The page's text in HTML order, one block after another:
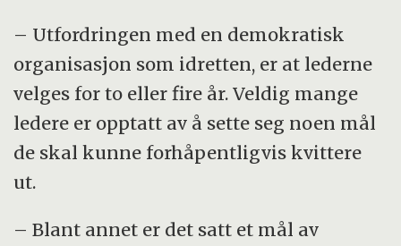
– Utfordringen med en demokratisk
organisasjon som idretten, er at lederne
velges for to eller fire år. Veldig mange
ledere er opptatt av å sette seg noen mål
de skal kunne forhåpentligvis kvittere
ut.
– Blant annet er det satt et mål av